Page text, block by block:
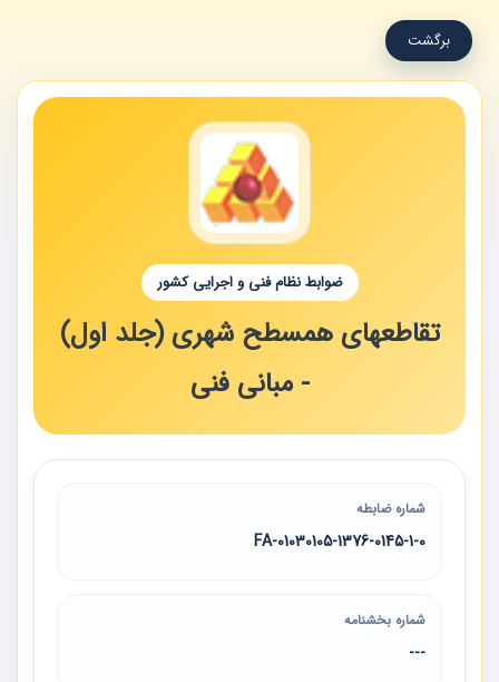
برگشت
ضوابط نظام فنی و اجرایی کشور
تقاطعهای همسطح شهری (جلد اول)
- مبانی فنی
شماره ضابطه
01030105-1376-0145-1-0-FA
شماره بخشنامه
---